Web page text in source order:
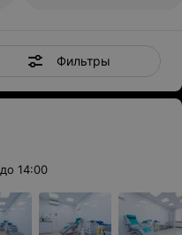
Фильтры
до 14:00